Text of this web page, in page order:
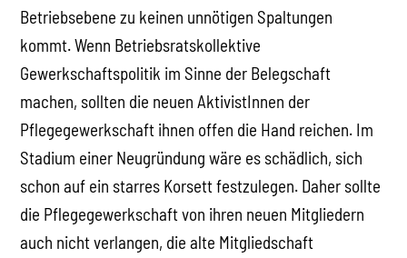
Betriebsebene zu keinen unnötigen Spaltungen
kommt. Wenn Betriebsratskollektive
Gewerkschaftspolitik im Sinne der Belegschaft
machen, sollten die neuen AktivistInnen der
Pflegegewerkschaft ihnen offen die Hand reichen. Im
Stadium einer Neugründung wäre es schädlich, sich
schon auf ein starres Korsett festzulegen. Daher sollte
die Pflegegewerkschaft von ihren neuen Mitgliedern
auch nicht verlangen, die alte Mitgliedschaft